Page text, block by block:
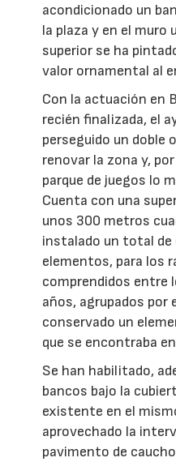
acondicionado un
la plaza y en el muro
superior se ha
valor ornamental al
Con la actuación en
recién finalizada, el
perseguido un doble
renovar la zona y,
parque de juegos lo
Cuenta con una
unos 300 metros
instalado un total de
elementos, para los
comprendidos entre
años, agrupados por
conservado un
que se encontraba
Se han habilitado,
bancos bajo la
existente en el
aprovechado la
pavimento de